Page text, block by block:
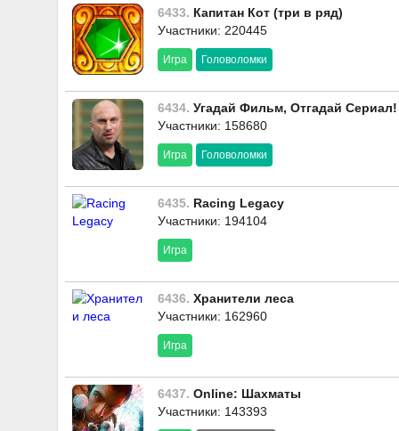
6433. Капитан Кот (три в ряд)
Участники: 220445
Игра Головоломки
6434. Угадай Фильм, Отгадай Сериал!
Участники: 158680
Игра Головоломки
6435. Racing Legacy
Участники: 194104
Игра
6436. Хранители леса
Участники: 162960
Игра
6437. Online: Шахматы
Участники: 143393